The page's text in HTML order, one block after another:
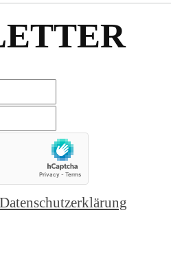
Datenschutzerklärung